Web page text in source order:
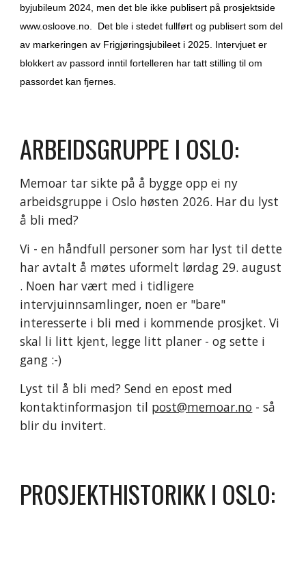
byjubileum 2024, men det ble ikke publisert på prosjektside
www.osloove.no. Det ble i stedet fullført og publisert som del
av markeringen av Frigjøringsjubileet i 2025. Intervjuet er
blokkert av passord inntil fortelleren har tatt stilling til om
passordet kan fjernes.
ARBEIDSGRUPPE I OSLO:
Memoar tar sikte på å bygge opp ei ny
arbeidsgruppe i Oslo høsten 2026. Har du lyst
å bli med?
Vi - en håndfull personer som har lyst til dette
har avtalt å møtes uformelt lørdag 29. august
. Noen har vært med i tidligere
intervjuinnsamlinger, noen er "bare"
interesserte i bli med i kommende prosjket. Vi
skal li litt kjent, legge litt planer - og sette i
gang :-)
Lyst til å bli med? Send en epost med
kontaktinformasjon til post@memoar.no - så
blir du invitert.
PROSJEKTHISTORIKK I OSLO: